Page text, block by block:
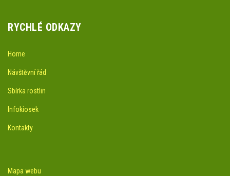
RYCHLÉ ODKAZY
Home
Návštěvní řád
Sbírka rostlin
Infokiosek
Kontakty
Mapa webu